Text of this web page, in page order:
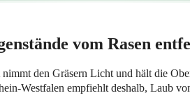
vom Rasen
den Gräsern Licht und hält die
Westfalen empfiehlt deshalb, Laub